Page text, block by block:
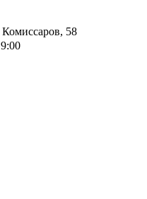
Комиссаров, 58